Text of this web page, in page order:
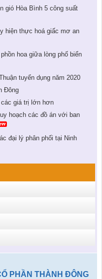
gió Hòa Bình 5 công suất
hiện thực hoá giấc mơ an
hoa giữa lòng phố biển
tuyển dụng năm 2020
Đông
giá trị lớn hơn
hoạch các đồ án với ban
đại lý phân phối tại Ninh
PHẦN THÀNH ĐÔNG